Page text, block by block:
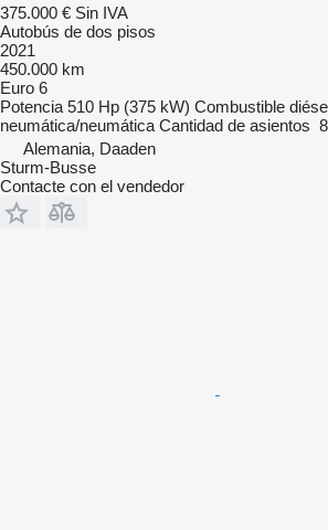
375.000 € Sin IVA
Autobús de dos pisos
2021
450.000 km
Euro 6
Potencia 510 Hp (375 kW) Combustible
neumática/neumática Cantidad de asientos
Alemania, Daaden
Sturm-Busse
Contacte con el vendedor